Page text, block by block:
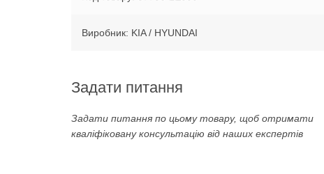
Виробник: KIA / HYUNDAI
Задати питання
Задати питання по цьому товару, щоб отримати
кваліфіковану консультацію від наших експертів